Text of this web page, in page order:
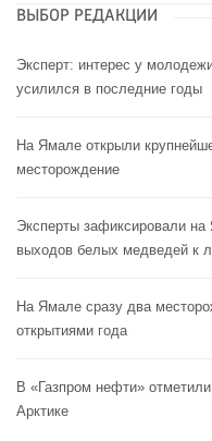
ВЫБОР РЕДАКЦИИ
Эксперт: интерес у
усилился в последние годы
На Ямале открыли
месторождение
Эксперты зафиксировали
выходов белых медведей к
На Ямале сразу два
открытиями года
В «Газпром нефти»
Арктике